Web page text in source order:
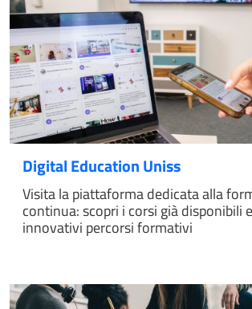
Digital Education Uniss
Visita la piattaforma dedicata alla
continua: scopri i corsi già disponibili
innovativi percorsi formativi